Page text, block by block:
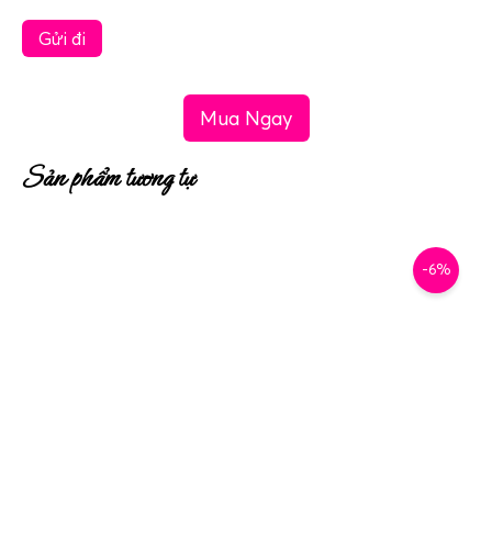
Mua Ngay
Sản phẩm tương tự
-6%